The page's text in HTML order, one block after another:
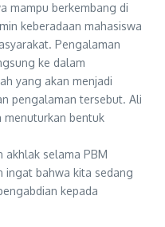
mampu berkembang di
keberadaan mahasiswa
Pengalaman
ke dalam
yang akan menjadi
pengalaman tersebut. Ali
menuturkan bentuk
akhlak selama PBM
ingat bahwa kita sedang
kepada